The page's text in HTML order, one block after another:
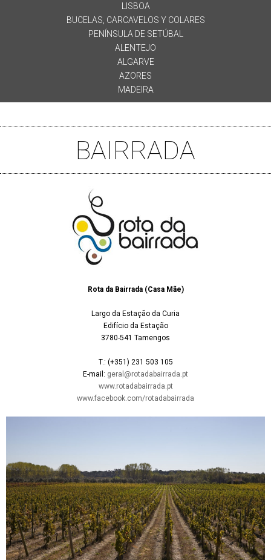
LISBOA
BUCELAS, CARCAVELOS Y COLARES
PENÍNSULA DE SETÚBAL
ALENTEJO
ALGARVE
AZORES
MADEIRA
BAIRRADA
Rota da Bairrada (Casa Mãe)
Largo da Estação da Curia
Edifício da Estação
3780-541 Tamengos
T.: (+351) 231 503 105
E-mail: geral@rotadabairrada.pt
www.rotadabairrada.pt
www.facebook.com/rotadabairrada